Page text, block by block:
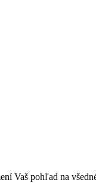
Vaš pohľad na